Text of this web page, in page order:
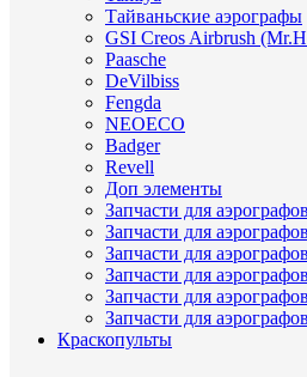
Тайваньские аэрографы
GSI Creos Airbrush
Paasche
DeVilbiss
Fengda
NEOECO
Badger
Revell
Доп элементы
Запчасти для
Запчасти для
Запчасти для
Запчасти для
Запчасти для
Запчасти для
Краскопульты